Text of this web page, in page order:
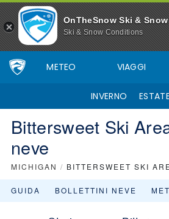
OnTheSnow Ski &
Ski & Snow Conditions
METEO VIAGGI
INVERNO ESTATE
Bittersweet Ski
neve
MICHIGAN / BITTERSWEET SKI
GUIDA BOLLETTINI NEVE